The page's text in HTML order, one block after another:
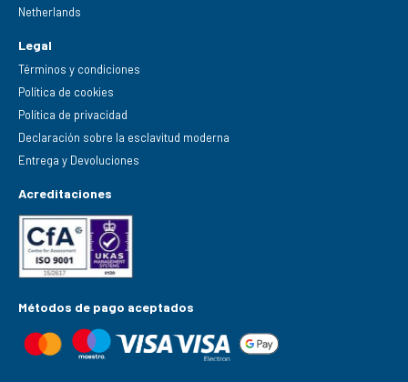
Netherlands
Legal
Términos y condiciones
Política de cookies
Política de privacidad
Declaración sobre la esclavitud moderna
Entrega y Devoluciones
Acreditaciones
Métodos de pago aceptados